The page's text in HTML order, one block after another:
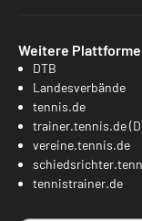
Weitere
DTB
Landesverbände
tennis.de
trainer.tennis.de
vereine.tennis.de
tennistrainer.de